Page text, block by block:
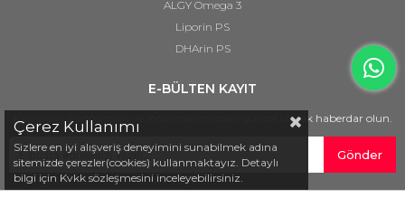
ALGY Omega 3
Liporin PS
DHArin PS
E-BÜLTEN KAYIT
Kampanyalarımızdan ve indirimlerimizden güncel olarak haberdar olun.
Gönder
Çerez Kullanımı
Sizlere en iyi alışveriş deneyimini sunabilmek adına
sitemizde çerezler(cookies) kullanmaktayız. Detaylı
bilgi için Kvkk sözleşmesini inceleyebilirsiniz.